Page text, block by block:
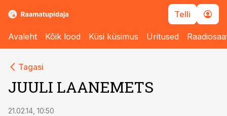
Telli
Avaleht Kõik lood Küsi küsimus Üritused
Tagasi
JUULI LAANEMETS
21.02.14, 10:50